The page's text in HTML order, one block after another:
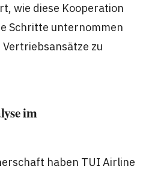
wie diese Kooperation
Schritte unternommen
zu
im
haben TUI Airline